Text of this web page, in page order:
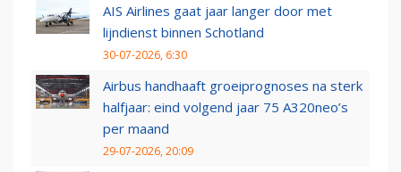
AIS Airlines gaat jaar langer door met
lijndienst binnen Schotland
30-07-2026, 6:30
Airbus handhaaft groeiprognoses na sterk
halfjaar: eind volgend jaar 75 A320neo’s
per maand
29-07-2026, 20:09